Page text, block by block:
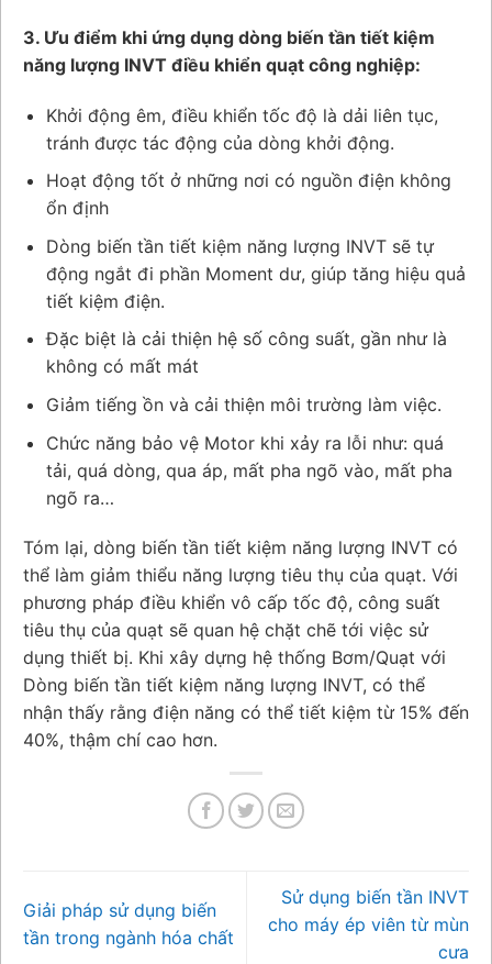
3. Ưu điểm khi ứng dụng dòng biến tần tiết kiệm
năng lượng INVT điều khiển quạt công nghiệp:
Khởi động êm, điều khiển tốc độ là dải liên tục,
tránh được tác động của dòng khởi động.
Hoạt động tốt ở những nơi có nguồn điện không
ổn định
Dòng biến tần tiết kiệm năng lượng INVT sẽ tự
động ngắt đi phần Moment dư, giúp tăng hiệu quả
tiết kiệm điện.
Đặc biệt là cải thiện hệ số công suất, gần như là
không có mất mát
Giảm tiếng ồn và cải thiện môi trường làm việc.
Chức năng bảo vệ Motor khi xảy ra lỗi như: quá
tải, quá dòng, qua áp, mất pha ngõ vào, mất pha
ngõ ra…
Tóm lại, dòng biến tần tiết kiệm năng lượng INVT có
thể làm giảm thiểu năng lượng tiêu thụ của quạt. Với
phương pháp điều khiển vô cấp tốc độ, công suất
tiêu thụ của quạt sẽ quan hệ chặt chẽ tới việc sử
dụng thiết bị. Khi xây dựng hệ thống Bơm/Quạt với
Dòng biến tần tiết kiệm năng lượng INVT, có thể
nhận thấy rằng điện năng có thể tiết kiệm từ 15% đến
40%, thậm chí cao hơn.
Giải pháp sử dụng biến
tần trong ngành hóa chất
Sử dụng biến tần INVT
cho máy ép viên từ mùn
cưa